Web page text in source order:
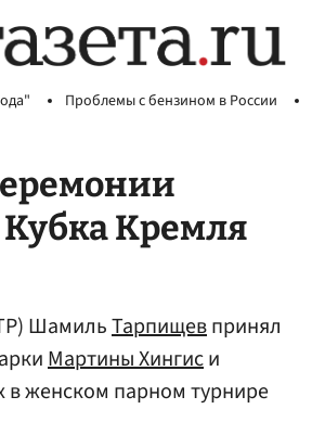
Проблемы с бензином в России
Кремля
ШамильТарпищевпринял
Мартины Хингиси
в женском парном турнире